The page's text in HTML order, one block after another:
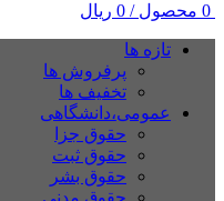
0 محصول /
0 ریال
تازه ها
پرفروش ها
تخفیف ها
عمومی،دانشگاهی
حقوق جزا
حقوق ثبت
حقوق بشر